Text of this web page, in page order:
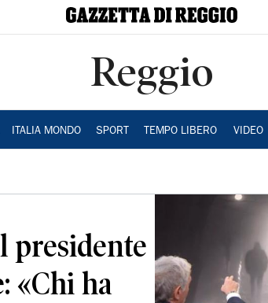
Reggio
ITALIA MONDO SPORT TEMPO LIBERO VIDEO
presidente
«Chi ha